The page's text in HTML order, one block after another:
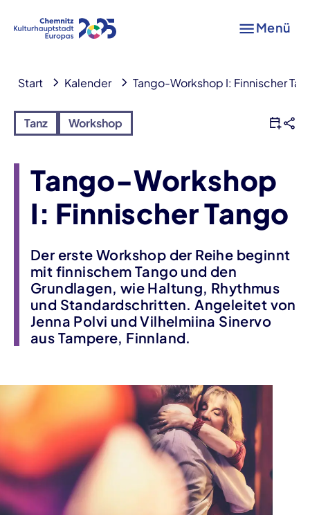
Menü
Start Kalender Tango-Workshop I: Finnischer
Tanz Workshop
Tango-Workshop
I: Finnischer Tango
Der erste Workshop der Reihe beginnt
mit finnischem Tango und den
Grundlagen, wie Haltung, Rhythmus
und Standardschritten. Angeleitet von
Jenna Polvi und Vilhelmiina Sinervo
aus Tampere, Finnland.